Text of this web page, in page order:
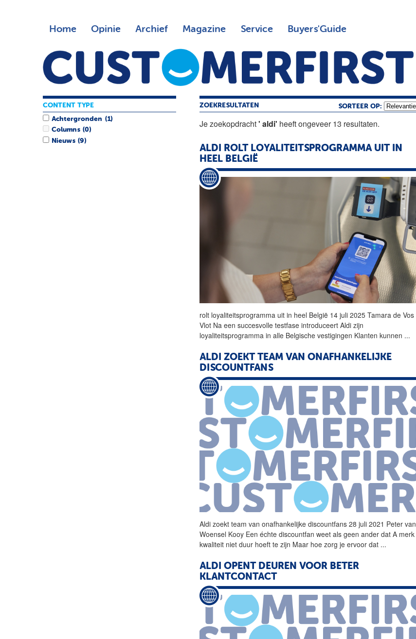
Home Opinie Archief Magazine Service Buyers'Guide
ZOEKRESULTATEN SORTEER OP:
Je zoekopdracht' aldi' heeft ongeveer 13 resultaten.
ALDI ROLT LOYALITEITSPROGRAMMA UIT IN
HEEL BELGIË
rolt loyaliteitsprogramma uit in heel België 14 juli 2025 Tamara de Vos
Vlot Na een succesvolle testfase introduceertAldi zijn
loyaliteitsprogramma in alle Belgische vestigingen Klanten kunnen ...
ALDI ZOEKT TEAM VAN ONAFHANKELIJKE
DISCOUNTFANS
Aldi zoekt team van onafhankelijke discountfans 28 juli 2021 Peter van
Woensel Kooy Een échte discountfan weet als geen ander dat A merk
kwaliteit niet duur hoeft te zijn Maar hoe zorg je ervoor dat ...
ALDI OPENT DEUREN VOOR BETER
KLANTCONTACT
CONTENT TYPE
Achtergronden (1)
Columns (0)
Nieuws (9)